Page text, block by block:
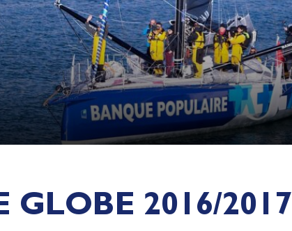
GLOBE 2016/2017